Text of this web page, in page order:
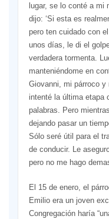
lugar, se lo conté a mi
dijo: ‘Si esta es
pero ten cuidado con
unos días, le di el
verdadera tormenta.
manteniéndome en
Giovanni, mi párroco
intenté la última etapa
palabras. Pero
dejando pasar un
Sólo seré útil para el
de conducir. Le
pero no me hago
El 15 de enero, el
Emilio era un joven
Congregación haría